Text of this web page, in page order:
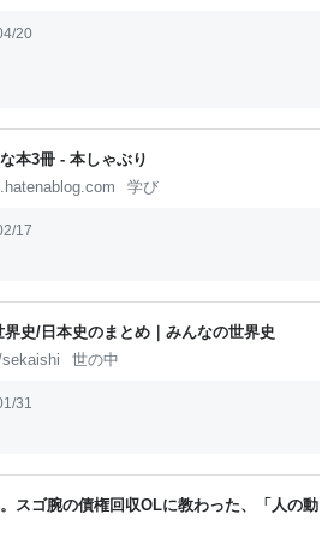
20
本3冊 - 本しゃぶり
学び
17
界史/日本史のまとめ｜みんなの世界史
世の中
31
スゴ腕の債権回収OLに教わった、「人の動